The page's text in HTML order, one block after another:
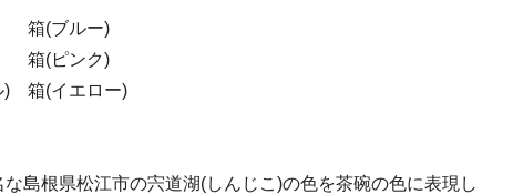
箱(ブルー)
箱(ピンク)
) 箱(イエロー)
島根県松江市の宍道湖(しんじこ)の色を茶碗の色に表現し